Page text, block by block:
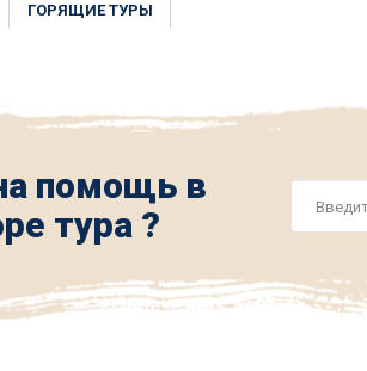
ГОРЯЩИЕ ТУРЫ
помощь в
тура ?
*